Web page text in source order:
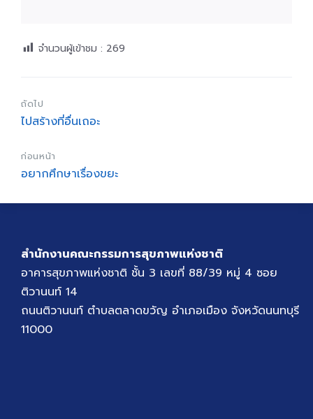
จำนวนผู้เข้าชม : 269
ถัดไป
ไปสร้างที่อื่นเถอะ
ก่อนหน้า
อยากศึกษาเรื่องขยะ
สำนักงานคณะกรรมการสุขภาพแห่งชาติ
อาคารสุขภาพแห่งชาติ ชั้น 3 เลขที่ 88/39 หมู่ 4 ซอย
ติวานนท์ 14
ถนนติวานนท์ ตำบลตลาดขวัญ อำเภอเมือง จังหวัดนนทบุรี
11000